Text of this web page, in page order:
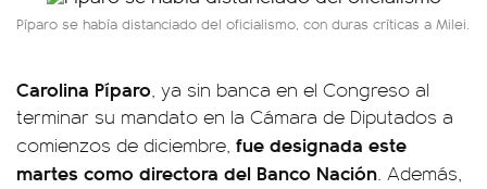
Píparo se había distanciado del oficialismo, con duras críticas a Milei.
Carolina Píparo, ya sin banca en el Congreso al
terminar su mandato en la Cámara de Diputados a
comienzos de diciembre, fue designada este
martes como directora del Banco Nación. Además,